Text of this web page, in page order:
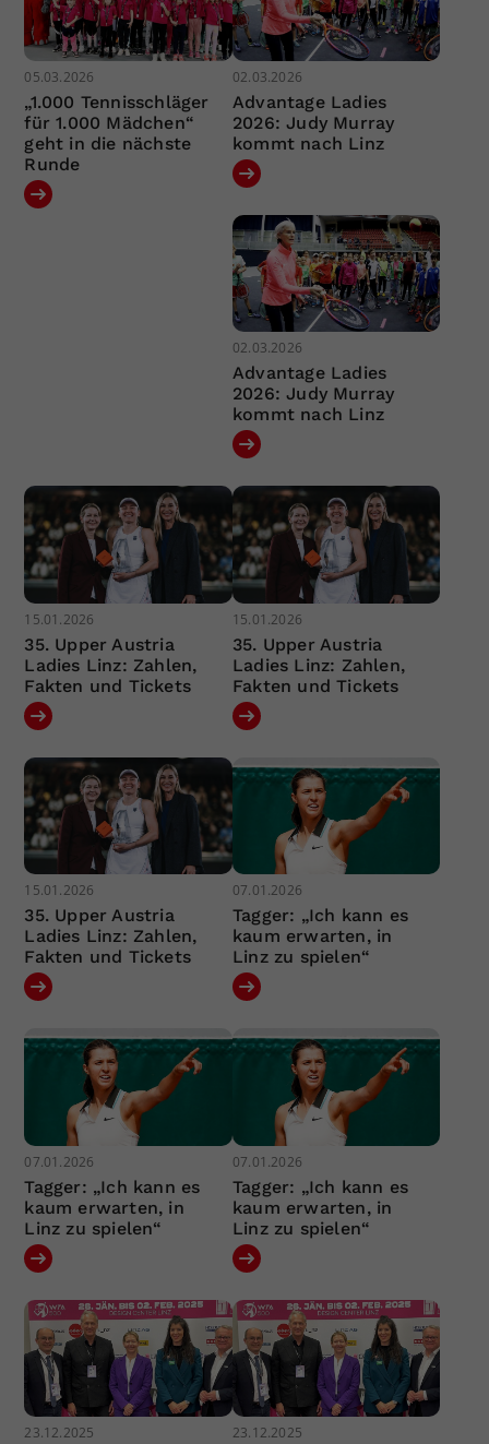
05.03.2026
„1.000 Tennisschläger
für 1.000 Mädchen“
geht in die nächste
Runde
02.03.2026
Advantage Ladies
2026: Judy Murray
kommt nach Linz
02.03.2026
Advantage Ladies
2026: Judy Murray
kommt nach Linz
15.01.2026
35. Upper Austria
Ladies Linz: Zahlen,
Fakten und Tickets
15.01.2026
35. Upper Austria
Ladies Linz: Zahlen,
Fakten und Tickets
15.01.2026
35. Upper Austria
Ladies Linz: Zahlen,
Fakten und Tickets
07.01.2026
Tagger: „Ich kann es
kaum erwarten, in
Linz zu spielen“
07.01.2026
Tagger: „Ich kann es
kaum erwarten, in
Linz zu spielen“
07.01.2026
Tagger: „Ich kann es
kaum erwarten, in
Linz zu spielen“
23.12.2025 23.12.2025